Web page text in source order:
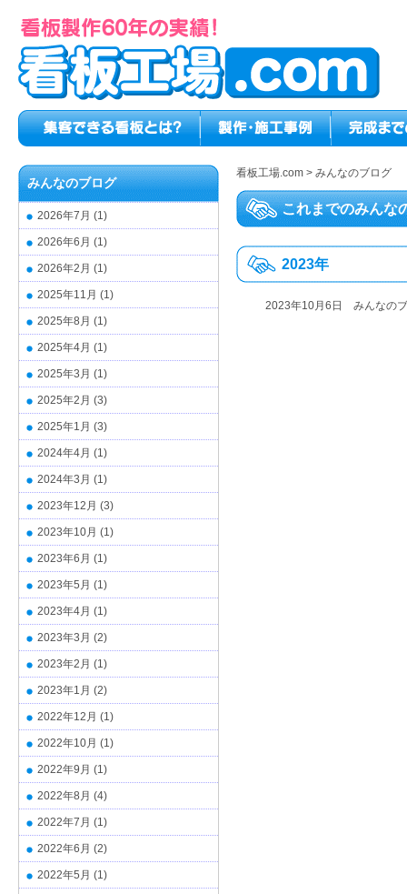
看板工場.com > みんなのブログ
これまでのみんな
2023年
2023年10月6日 みんなの
みんなのブログ
2026年7月 (1)
2026年6月 (1)
2026年2月 (1)
2025年11月 (1)
2025年8月 (1)
2025年4月 (1)
2025年3月 (1)
2025年2月 (3)
2025年1月 (3)
2024年4月 (1)
2024年3月 (1)
2023年12月 (3)
2023年10月 (1)
2023年6月 (1)
2023年5月 (1)
2023年4月 (1)
2023年3月 (2)
2023年2月 (1)
2023年1月 (2)
2022年12月 (1)
2022年10月 (1)
2022年9月 (1)
2022年8月 (4)
2022年7月 (1)
2022年6月 (2)
2022年5月 (1)